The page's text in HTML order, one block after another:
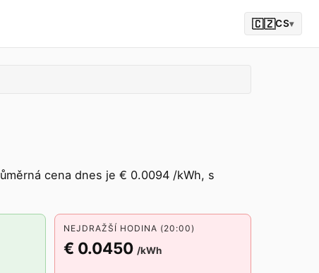
🇨🇿CS▾
cena dnes je € 0.0094 /kWh, s
NEJDRAŽŠÍ HODINA (20:00)
€ 0.0450 /kWh